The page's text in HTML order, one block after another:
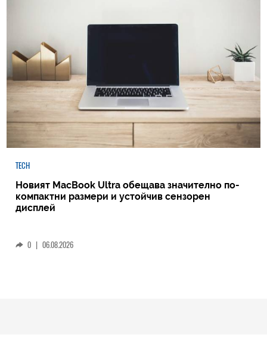
TECH
Новият MacBook Ultra обещава значително по-
компактни размери и устойчив сензорен
дисплей
0 | 06.08.2026